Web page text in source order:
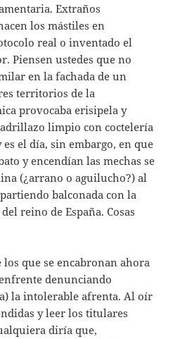
Extraños
los mástiles en
real o inventado el
Piensen ustedes que no
en la fachada de un
territorios de la
provocaba erisipela y
limpio con coctelería
el día, sin embargo, en que
y encendían las mechas se
(¿arrano o aguilucho?) al
balconada con la
reino de España. Cosas
los que se encabronan ahora
denunciando
la intolerable afrenta. Al oír
y leer los titulares
diría que,